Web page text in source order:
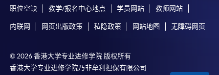
外收费，详情请联络有关学科职员。
学费及学额不得转让他人。一经取录，学员不得转读
请一经批准，学员须缴付港币120元手续费。
学院对邮递失误而遗失的支票或本票、付款收据或个
职位空缺 教学/报名中心地点 学员网站 教师网站
内联网 网页出版政策 私隐政策 网站地图 无障碍网页
© 2026 香港大学专业进修学院 版权所有
香港大学专业进修学院乃非牟利担保有限公司